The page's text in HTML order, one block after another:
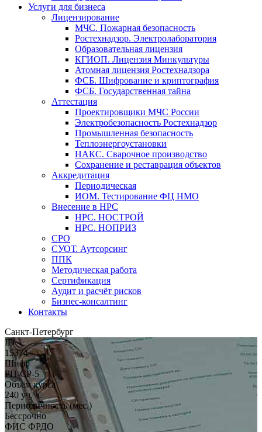
Услуги для бизнеса
Лицензирование
МЧС. Пожарная безопасность
Ростехнадзор. Электролаборатория
Образовательная лицензия
КГИОП. Лицензия Минкультуры
Атомная лицензия Ростехнадзора
ФСБ. Шифрование и криптография
ФСБ. Государственная тайна
Аттестация
Проектировщики МЧС России
Электробезопасность Ростехнадзор
Промышленная безопасность
Теплоэнергоустановки
НАКС. Сварочное производство
Сохранение и реставрация объектов
Аккредитация
Периодическая
ИОМ. Тестирование ФЦ НМО
Внесение в НРС
НРС. НОСТРОЙ
НРС. НОПРИЗ
СРО
СУОТ. Аутсорсинг
ППК
Методическая работа
Сертификация
Аудит и расчёт рисков
Бизнес-консалтинг
Контакты
Санкт-Петербург
ID
15374
Шифр
РП-СР-5
Объём курса
240 уч. ч.
Периодичность (мес.)
Бессрочно
ФИС ФРДО